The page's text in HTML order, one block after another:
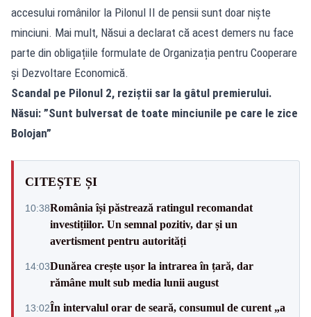
accesului românilor la Pilonul II de pensii sunt doar niște
minciuni. Mai mult, Năsui a declarat că acest demers nu face
parte din obligațiile formulate de Organizația pentru Cooperare
și Dezvoltare Economică.
Scandal pe Pilonul 2, reziștii sar la gâtul premierului.
Năsui: ”Sunt bulversat de toate minciunile pe care le zice
Bolojan”
CITEȘTE ȘI
10:38România își păstrează ratingul recomandat
investițiilor. Un semnal pozitiv, dar și un
avertisment pentru autorități
14:03Dunărea crește ușor la intrarea în țară, dar
rămâne mult sub media lunii august
13:02În intervalul orar de seară, consumul de curent „a